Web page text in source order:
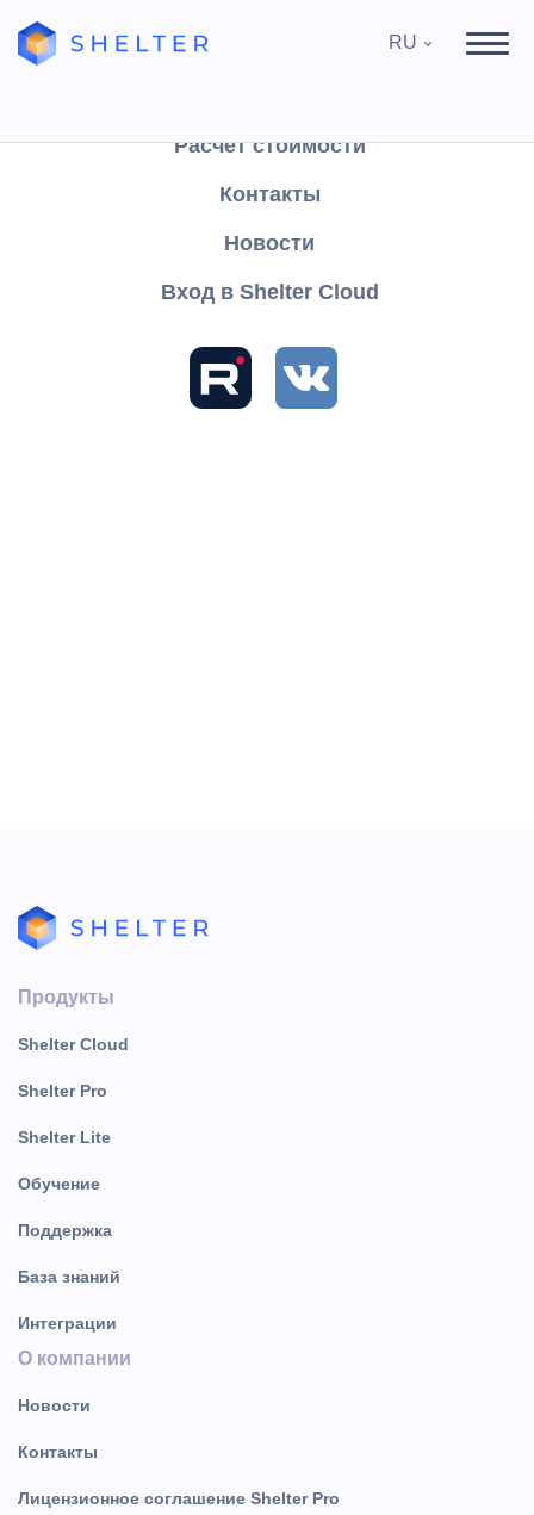
RU
Продукты
Shelter Cloud
Shelter Pro
Shelter Lite
Обучение
Поддержка
База знаний
Интеграции
О компании
Новости
Контакты
Лицензионное соглашение Shelter Pro
Расчёт стоимости
Контакты
Новости
Вход в Shelter Cloud